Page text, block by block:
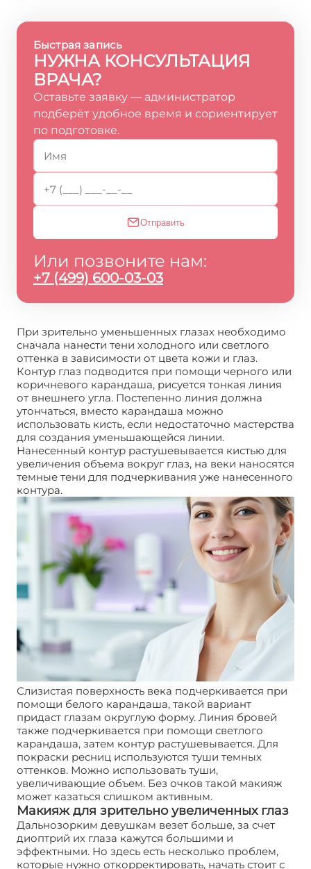
Быстрая запись
НУЖНА КОНСУЛЬТАЦИЯ
ВРАЧА?
Оставьте заявку — администратор
подберёт удобное время и сориентирует
по подготовке.
Отправить
Или позвоните нам:
+7 (499) 600-03-03
При зрительно уменьшенных глазах необходимо
сначала нанести тени холодного или светлого
оттенка в зависимости от цвета кожи и глаз.
Контур глаз подводится при помощи черного или
коричневого карандаша, рисуется тонкая линия
от внешнего угла. Постепенно линия должна
утончаться, вместо карандаша можно
использовать кисть, если недостаточно мастерства
для создания уменьшающейся линии.
Нанесенный контур растушевывается кистью для
увеличения объема вокруг глаз, на веки наносятся
темные тени для подчеркивания уже нанесенного
контура.
Слизистая поверхность века подчеркивается при
помощи белого карандаша, такой вариант
придаст глазам округлую форму. Линия бровей
также подчеркивается при помощи светлого
карандаша, затем контур растушевывается. Для
покраски ресниц используются туши темных
оттенков. Можно использовать туши,
увеличивающие объем. Без очков такой макияж
может казаться слишком активным.
Макияж для зрительно увеличенных глаз
Дальнозорким девушкам везет больше, за счет
диоптрий их глаза кажутся большими и
эффектными. Но здесь есть несколько проблем,
которые нужно откорректировать, начать стоит с